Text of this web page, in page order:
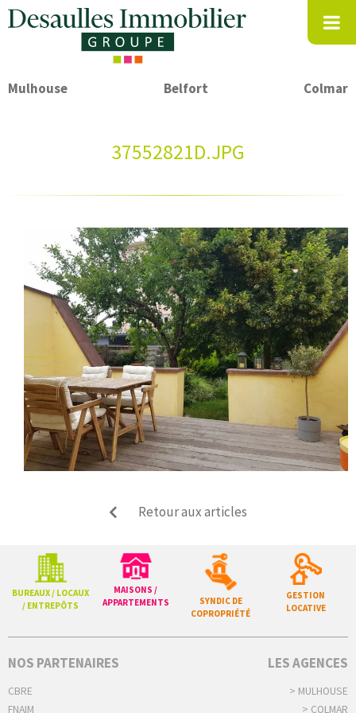
Mulhouse Belfort Colmar
37552821D.JPG
Retour aux articles
BUREAUX / LOCAUX
/ ENTREPÔTS
MAISONS /
APPARTEMENTS
SYNDIC DE
COPROPRIÉTÉ
GESTION
LOCATIVE
NOS PARTENAIRES
CBRE
FNAIM
LES AGENCES
> MULHOUSE
> COLMAR